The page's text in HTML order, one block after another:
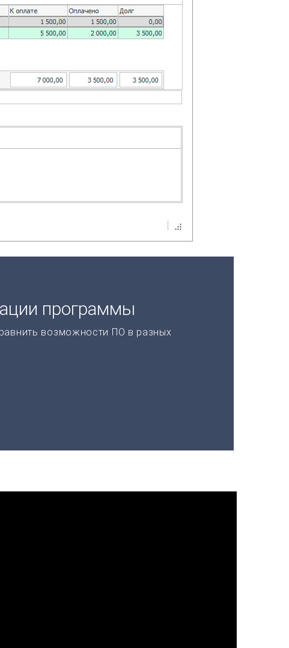
программы
возможности ПО в разных